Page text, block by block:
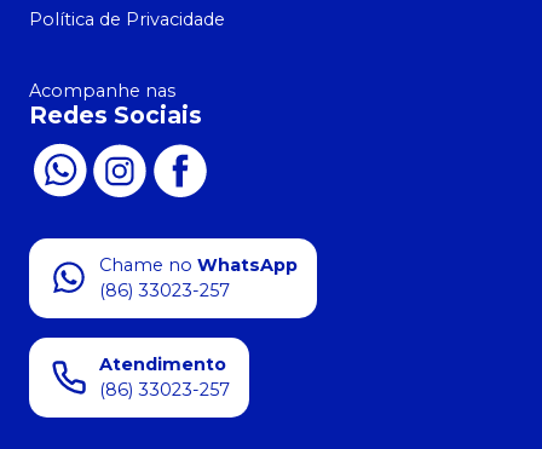
Política de Privacidade
Acompanhe nas
Redes Sociais
Chame no WhatsApp
(86) 33023-257
Atendimento
(86) 33023-257